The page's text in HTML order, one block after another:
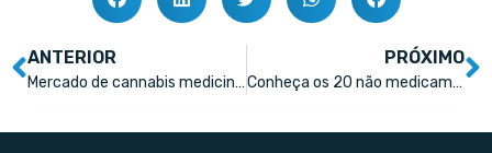
ANTERIOR
Mercado de cannabis medicinal cresce 14% e se aproxima de R$ 1 Bi
PRÓXIMO
Conheça os 20 não medicamentos líderes nas farmácias